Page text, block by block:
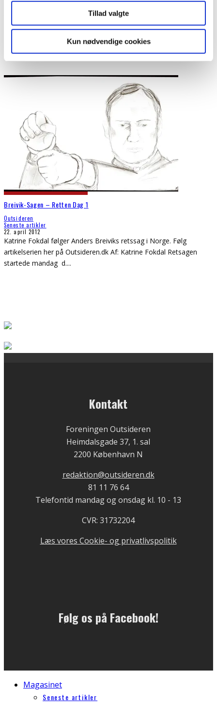
Tillad valgte
Kun nødvendige cookies
Katrine Fokdal følger Anders Breiviks retssag i Oslo. Følg med i
denne artikelserie her på Outsideren.dk. Af: Katrine Fokdal
Tirsdag...
Breivik-Sagen – Retten Dag 1
Outsideren
Seneste artikler
22. april 2012
Katrine Fokdal følger Anders Breiviks retssag i Norge. Følg
artikelserien her på Outsideren.dk Af: Katrine Fokdal Retsagen
startede mandag d....
Kontakt
Foreningen Outsideren
Heimdalsgade 37, 1. sal
2200 København N
redaktion@outsideren.dk
81 11 76 64
Telefontid mandag og onsdag kl. 10 - 13
CVR: 31732204
Læs vores Cookie- og privatlivspolitik
Følg os på Facebook!
Magasinet
Seneste artikler